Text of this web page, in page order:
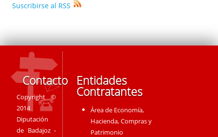
Suscribirse al RSS
Contacto
Copyright ©
2014
Diputación
de Badajoz -
Entidades
Contratantes
Área de Economía,
Hacienda, Compras y
Patrimonio